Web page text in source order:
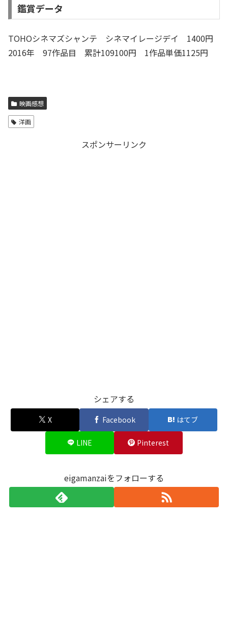
鑑賞データ
TOHOシネマズシャンテ シネマイレージデイ 1400円
2016年 97作品目 累計109100円 1作品単価1125円
映画感想
洋画
スポンサーリンク
シェアする
X Facebook はてブ
LINE Pinterest
eigamanzaiをフォローする